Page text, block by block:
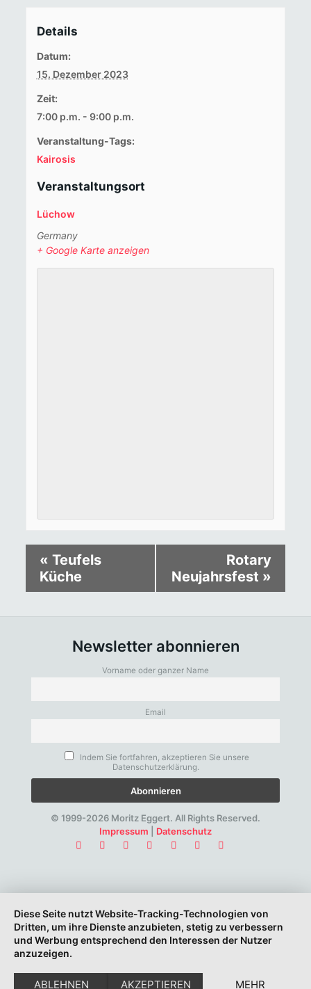
Details
Datum:
15. Dezember 2023
Zeit:
7:00 p.m. - 9:00 p.m.
Veranstaltung-Tags:
Kairosis
Veranstaltungsort
Lüchow
Germany
+ Google Karte anzeigen
« Teufels
Küche
Rotary
Neujahrsfest »
Newsletter abonnieren
Vorname oder ganzer Name
Email
Indem Sie fortfahren, akzeptieren Sie unsere
Datenschutzerklärung.
© 1999-2026 Moritz Eggert. All Rights Reserved.
Impressum
Datenschutz
Diese Seite nutzt Website-Tracking-Technologien von
Dritten, um ihre Dienste anzubieten, stetig zu verbessern
und Werbung entsprechend den Interessen der Nutzer
anzuzeigen.
ABLEHNEN AKZEPTIEREN MEHR